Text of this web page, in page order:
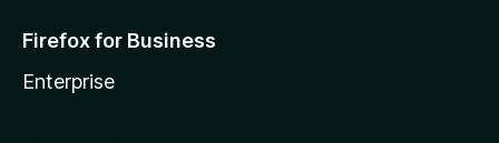
Firefox for Business
Enterprise